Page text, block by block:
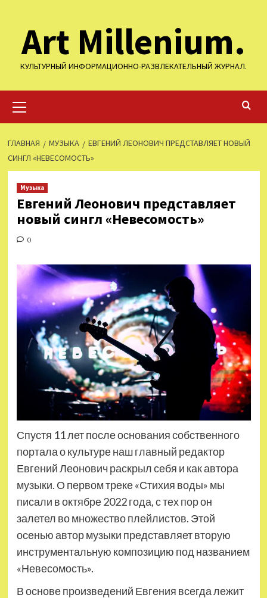
содержимому
Art Millenium.
КУЛЬТУРНЫЙ ИНФОРМАЦИОННО-РАЗВЛЕКАТЕЛЬНЫЙ ЖУРНАЛ.
меню
ГЛАВНАЯ МУЗЫКА
ЕВГЕНИЙ ЛЕОНОВИЧ ПРЕДСТАВЛЯЕТ НОВЫЙ
СИНГЛ «НЕВЕСОМОСТЬ»
Музыка
Евгений Леонович представляет
новый сингл «Невесомость»
0
Спустя 11 лет после основания собственного
портала о культуре наш главный редактор
Евгений Леонович раскрыл себя и как автора
музыки. О первом треке «Стихия воды» мы
писали в октябре 2022 года, с тех пор он
залетел во множество плейлистов. Этой
осенью автор музыки представляет вторую
инструментальную композицию под названием
«Невесомость».
В основе произведений Евгения всегда лежит